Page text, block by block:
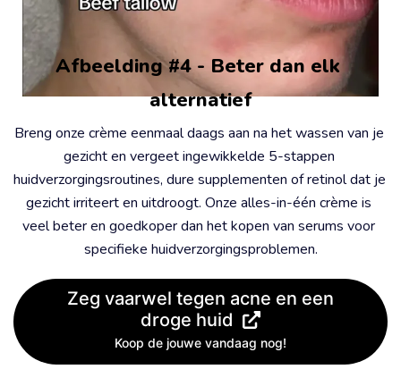
Afbeelding #4 - Beter dan elk
alternatief
Breng onze crème eenmaal daags aan na het wassen van je
gezicht en vergeet ingewikkelde 5-stappen
huidverzorgingsroutines, dure supplementen of retinol dat je
gezicht irriteert en uitdroogt. Onze alles-in-één crème is
veel beter en goedkoper dan het kopen van serums voor
specifieke huidverzorgingsproblemen.
Zeg vaarwel tegen acne en een
droge huid
Koop de jouwe vandaag nog!